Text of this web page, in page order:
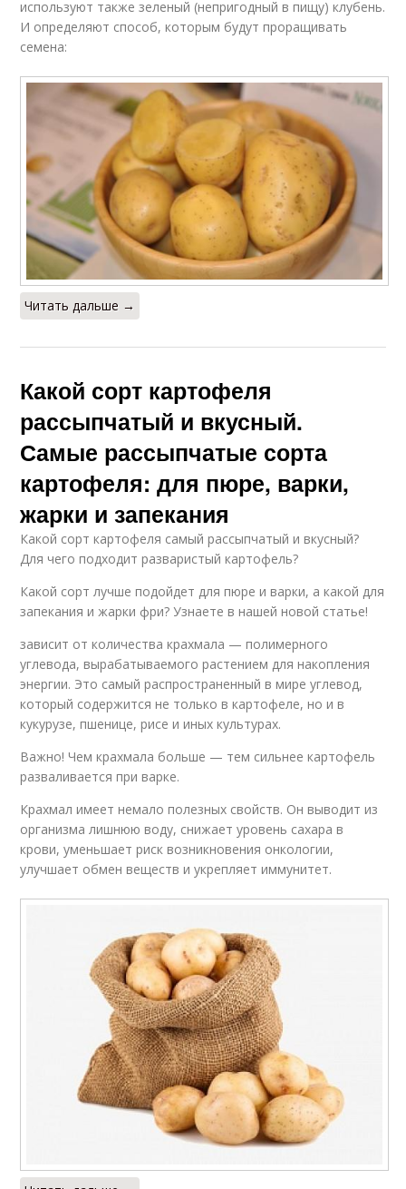
используют также зеленый (непригодный в пищу) клубень.
И определяют способ, которым будут проращивать
семена:
Читать дальше →
Какой сорт картофеля
рассыпчатый и вкусный.
Самые рассыпчатые сорта
картофеля: для пюре, варки,
жарки и запекания
Какой сорт картофеля самый рассыпчатый и вкусный?
Для чего подходит разваристый картофель?
Какой сорт лучше подойдет для пюре и варки, а какой для
запекания и жарки фри? Узнаете в нашей новой статье!
зависит от количества крахмала — полимерного
углевода, вырабатываемого растением для накопления
энергии. Это самый распространенный в мире углевод,
который содержится не только в картофеле, но и в
кукурузе, пшенице, рисе и иных культурах.
Важно! Чем крахмала больше — тем сильнее картофель
разваливается при варке.
Крахмал имеет немало полезных свойств. Он выводит из
организма лишнюю воду, снижает уровень сахара в
крови, уменьшает риск возникновения онкологии,
улучшает обмен веществ и укрепляет иммунитет.